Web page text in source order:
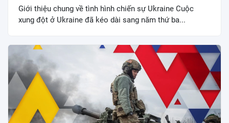
Giới thiệu chung về tình hình chiến sự Ukraine Cuộc
xung đột ở Ukraine đã kéo dài sang năm thứ ba...